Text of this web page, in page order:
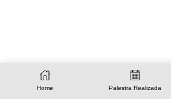
Home Palestra Realizada